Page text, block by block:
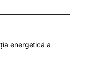
energetică a